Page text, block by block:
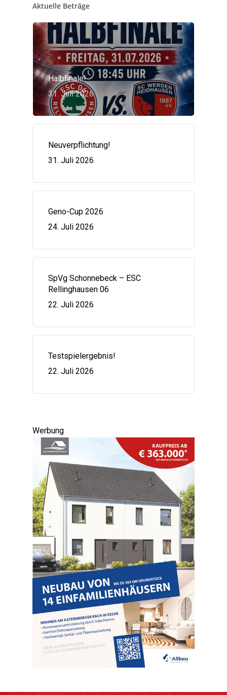
Aktuelle Beträge
Halbfinale!
31. Juli 2026
Neuverpflichtung!
31. Juli 2026
Geno-Cup 2026
24. Juli 2026
SpVg Schonnebeck – ESC
Rellinghausen 06
22. Juli 2026
Testspielergebnis!
22. Juli 2026
Werbung